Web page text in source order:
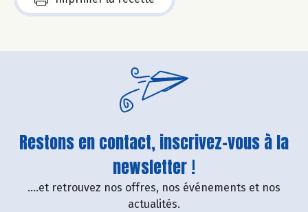
Restons en contact, inscrivez-vous à la
newsletter !
....et retrouvez nos offres, nos événements et nos
actualités.